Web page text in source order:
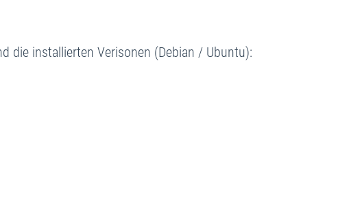
die installierten Verisonen (Debian / Ubuntu):